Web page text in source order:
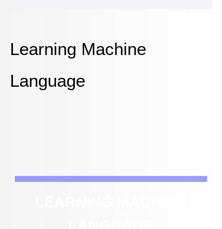
Learning Machine
Language